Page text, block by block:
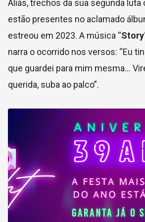
Aliás, trechos da sua segunda luta
estão presentes no aclamado
estreou em 2023. A música “Story
narra o ocorrido nos versos: “Eu
que guardei para mim mesma…
querida, suba ao palco”.